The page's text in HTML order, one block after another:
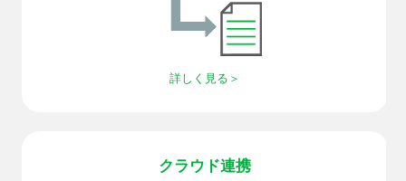
詳しく見る
クラウド連携